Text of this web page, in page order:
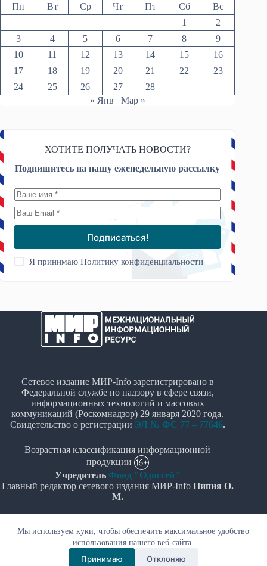
Мы используем куки, чтобы обеспечить максимальное удобство
использования нашего веб-сайта.
Принимаю Отклоняю
Пн Вт Ср Чт Пт Сб
Вс
1
2
3
4 5 6 7 8
9
10
11 12 13 14 15
16
17
18 19 20 21 22
23
24
25 26 27
28
« Янв
Мар »
ХОТИТЕ ПОЛУЧАТЬ НОВОСТИ?
Подпишитесь на нашу еженедельную рассылку
Подписаться!
Я принимаюПолитику конфиденциальности
Сетевое издание МИР-Info зарегистрировано в
Федеральной службе по надзору в сфере связи,
информационных технологий и массовых
коммуникаций (Роскомнадзор) 29 января 2020 года.
Свидетельство о регистрации ЭЛ № ФС 77 – 77646.
Возрастная классификация информационной
продукции
Учредитель Фонд "Одиссей"
Главный редактор сетевого издания МИР-Info Пипия О.
М.
данных
© Все права защищены 2020-2026г. - "МИР-Info"